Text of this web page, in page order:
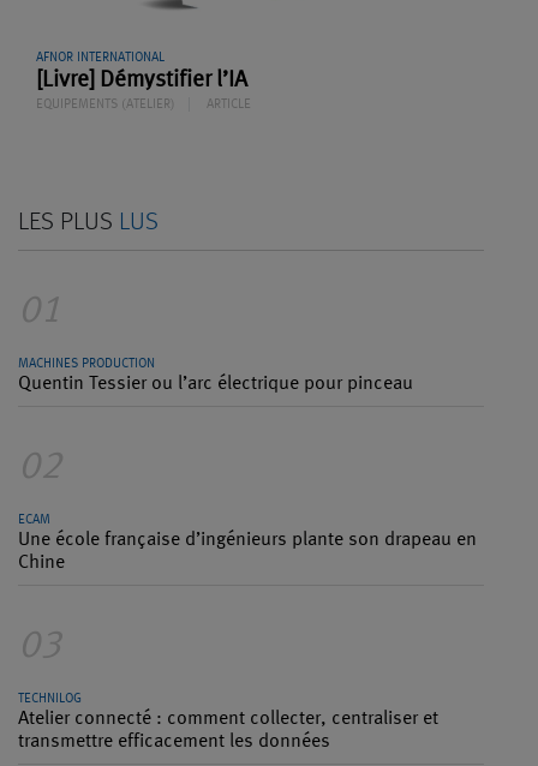
AFNOR INTERNATIONAL
[Livre] Démystifier l’IA
EQUIPEMENTS (ATELIER) ARTICLE
LES PLUS LUS
01
MACHINES PRODUCTION
Quentin Tessier ou l’arc électrique pour pinceau
02
ECAM
Une école française d’ingénieurs plante son drapeau en
Chine
03
TECHNILOG
Atelier connecté : comment collecter, centraliser et
transmettre efficacement les données